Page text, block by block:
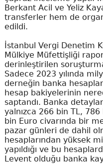
Berkant Acil ve Yeliz
transferler hem de
edildi.
İstanbul Vergi Denetim
Mülkiye Müfettişliği
derinleştirilen
Sadece 2023 yılında
derneğin banka
hesap bakiyelerinin
saptandı. Banka
yalnızca 266 bin TL,
bin Euro civarında bir
pazar günleri de dahil
hesaplarından yüksek
yapıldığı ve bu
Levent olduğu banka